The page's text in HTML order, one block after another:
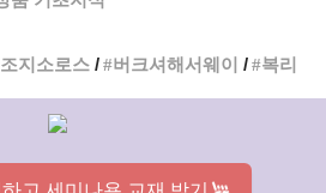
조지소로스 버크셔해서웨이 복리